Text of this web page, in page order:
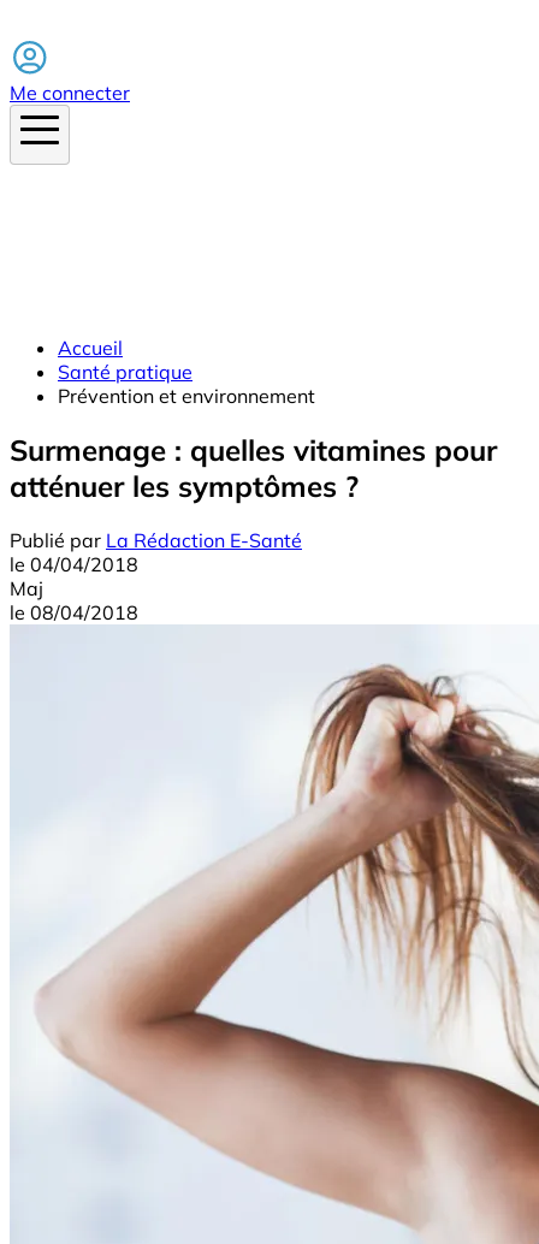
Me connecter
Accueil
Santé pratique
Prévention et environnement
Surmenage : quelles vitamines pour
atténuer les symptômes ?
Publié par La Rédaction E-Santé
le 04/04/2018
Maj
le 08/04/2018